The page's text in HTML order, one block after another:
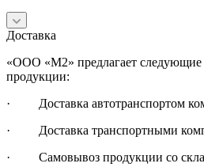
Доставка
«ООО «М2» предлагает следующие
продукции:
· Доставка автотранспортом
· Доставка транспортными
· Самовывоз продукции со